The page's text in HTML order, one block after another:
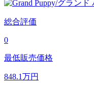
総合評価
0
最低販売価格
848.1万円